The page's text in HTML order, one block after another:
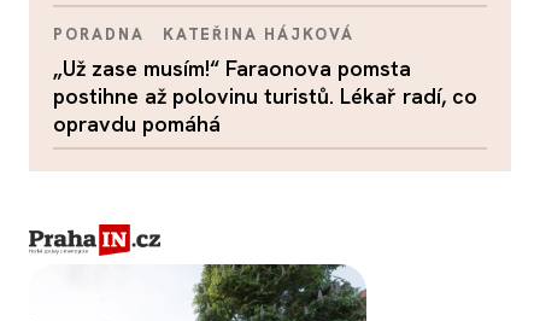
PORADNA KATEŘINA HÁJKOVÁ
„Už zase musím!“ Faraonova pomsta
postihne až polovinu turistů. Lékař radí, co
opravdu pomáhá